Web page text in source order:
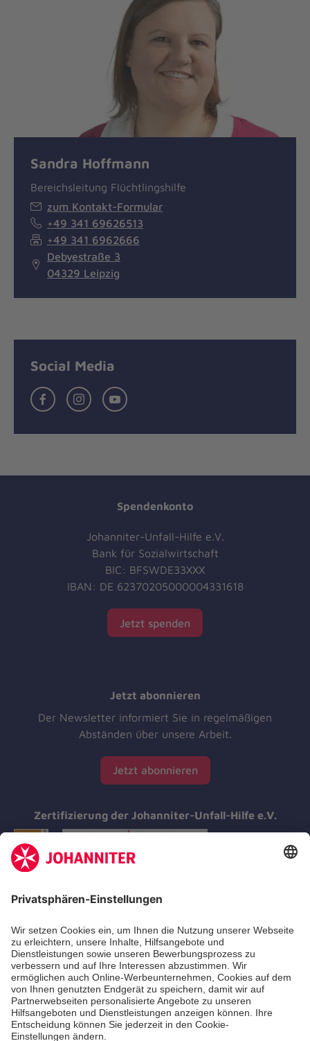
Sandra Hoffmann
Bereichsleitung Flüchtlingshilfe
zum Kontakt-Formular
+49 341 69626513
+49 341 6962666
Debyestraße 3
04329 Leipzig
Social Media
FacebookInstagramYoutube
Spendenkonto
Johanniter-Unfall-Hilfe e.V.
Bank für Sozialwirtschaft
BIC: BFSWDE33XXX
IBAN: DE 62370205000004331618
Jetzt spenden
Jetzt abonnieren
Der Newsletter informiert Sie in regelmäßigen
Abständen über unsere Arbeit.
Jetzt abonnieren
Zertifizierung der Johanniter-Unfall-Hilfe e.V.
Aus- & Fortbildungen
Erste-Hilfe-Kurse
Jobs & Ehrenamt
Freiwilligendienst